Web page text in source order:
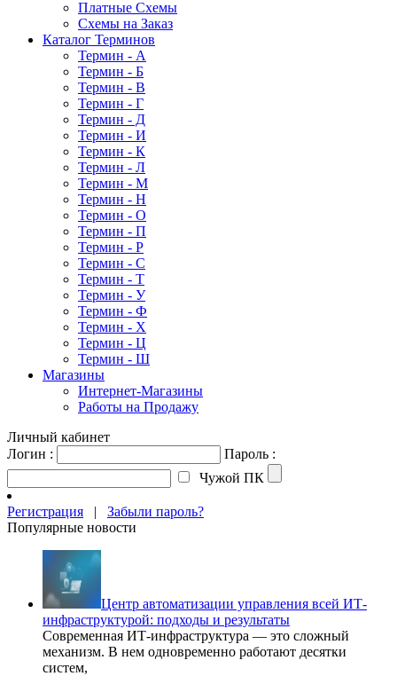
Платные Схемы
Схемы на Заказ
Каталог Терминов
Термин - А
Термин - Б
Термин - В
Термин - Г
Термин - Д
Термин - И
Термин - К
Термин - Л
Термин - М
Термин - Н
Термин - О
Термин - П
Термин - Р
Термин - С
Термин - Т
Термин - У
Термин - Ф
Термин - Х
Термин - Ц
Термин - Ш
Магазины
Интернет-Магазины
Работы на Продажу
Личный кабинет
Логин :
Пароль :
Чужой ПК
Регистрация | Забыли пароль?
Популярные новости
Центр автоматизации управления всей ИТ-
инфраструктурой: подходы и результаты
Современная ИТ-инфраструктура — это сложный
механизм. В нем одновременно работают десятки
систем,